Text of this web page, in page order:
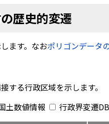
歴史的変遷
ます。なおポリゴンデータ
する行政区域を示します。
土数値情報 行政界変遷DB